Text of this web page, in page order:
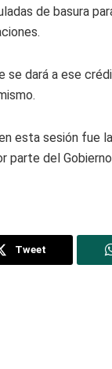
de basura
se dará a ese
esta sesión fue
parte del
Tweet